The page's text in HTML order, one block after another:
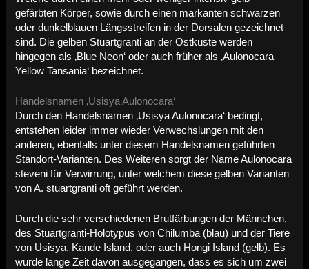
gefärbten Körper, sowie durch einen markanten schwarzen
oder dunkelblauen Längsstreifen in der Dorsalen gezeichnet
sind. Die gelben Stuartgranti an der Ostküste werden
hingegen als ‚Blue Neon‘ oder auch früher als ‚Aulonocara
Yellow Tansania‘ bezeichnet.
Handelsnamen ‚Usisya Aulonocara‘
Durch den Handelsnamen ‚Usisya Aulonocara‘ bedingt,
entstehen leider immer wieder Verwechslungen mit den
anderen, ebenfalls unter diesem Handelsnamen geführten
Standort-Varianten. Des Weiteren sorgt der Name Aulonocara
steveni für Verwirrung, unter welchem diese gelben Varianten
von A. stuartgranti oft geführt werden.
Durch die sehr verschiedenen Brutfärbungen der Männchen,
des Stuartgranti-Holotypus von Chilumba (blau) und der Tiere
von Usisya, Kande Island, oder auch Hongi Island (gelb). Es
wurde lange Zeit davon ausgegangen, dass es sich um zwei